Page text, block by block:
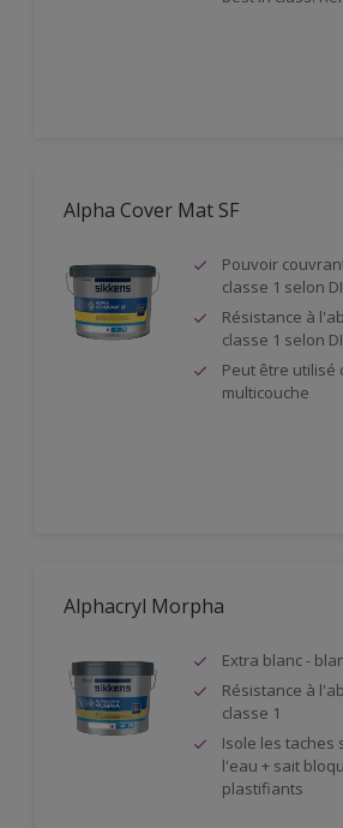
Alpha Cover Mat SF
Pouvoir
classe 1 selon
Résistance à
classe 1 selon
Peut être utilisé
multicouche
Alphacryl Morpha
Extra blanc -
Résistance à
classe 1
Isole les taches
l'eau + sait
plastifiants